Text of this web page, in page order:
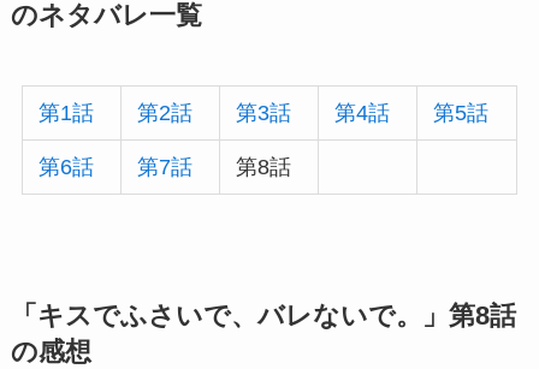
のネタバレ一覧
第1話 第2話 第3話 第4話 第5話
第6話 第7話 第8話
「キスでふさいで、バレないで。」第8話
の感想